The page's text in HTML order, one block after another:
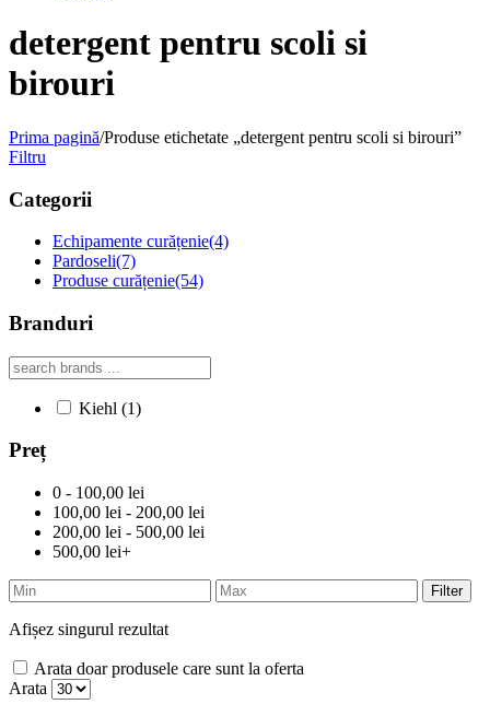
detergent pentru scoli si
birouri
Prima pagină/Produse etichetate „detergent pentru scoli si birouri”
Filtru
Categorii
Echipamente curățenie(4)
Pardoseli(7)
Produse curățenie(54)
Branduri
Kiehl (1)
Preț
0 - 100,00 lei
100,00 lei - 200,00 lei
200,00 lei - 500,00 lei
500,00 lei+
Filter
Afișez singurul rezultat
Arata doar produsele care sunt la oferta
Arata